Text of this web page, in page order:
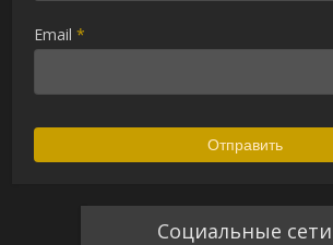
Email*
Социальные сети